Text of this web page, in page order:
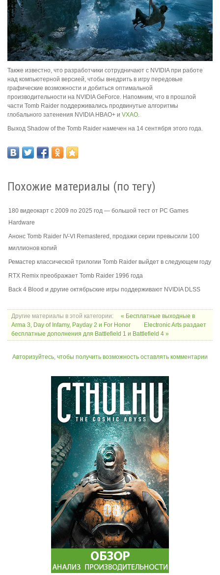
Также известно, что разработчики сотрудничают с NVIDIA при работе
над компьютерной версией, чтобы внедрить в игру передовые
графические возможности и добиться оптимальной
производительности на NVIDIA GeForce. Напомним, что в прошлой
части Tomb Raider поддерживались продвинутые алгоритмы
глобального затенения NVIDIA HBAO+ и VXAO.
Выход Shadow of the Tomb Raider намечен на 14 сентября этого года.
Похожие материалы (по тегу)
180 видеокарт с 2009 по 2025 год — большой тест от PC Games
Hardware
Анонс Tomb Raider IV-VI Remastered, продажи серии превысили 100
миллионов копий
Ремастер классической трилогии Tomb Raider выйдет в следующем году
RTX Remix преображает Tomb Raider 1996 года
Back 4 Blood и другие октябрьские игры поддерживают NVIDIA DLSS
Другие материалы в этой категории:
« Бесплатные выходные в
Arma 3, Day of Infamy, Payday 2 и For Honor
Electronic Arts раздает
бесплатные дополнения для Battlefield 1 и Battlefield 4 »
Авторизуйтесь, чтобы получить возможность оставлять комментарии